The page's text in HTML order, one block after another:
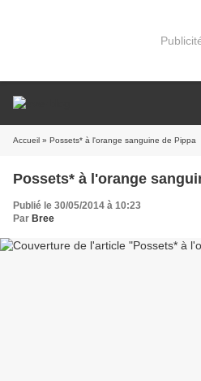
Accueil » Possets* à l'orange sanguine de Pippa
Possets* à l'orange
Publié le 30/05/2014 à 10:23
Par Bree